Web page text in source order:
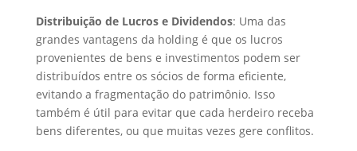
Distribuição de Lucros e Dividendos: Uma das
grandes vantagens da holding é que os lucros
provenientes de bens e investimentos podem ser
distribuídos entre os sócios de forma eficiente,
evitando a fragmentação do patrimônio. Isso
também é útil para evitar que cada herdeiro receba
bens diferentes, ou que muitas vezes gere conflitos.